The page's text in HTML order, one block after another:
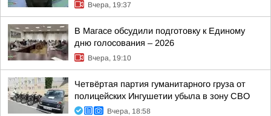
Вчера, 19:37
В Магасе обсудили подготовку к Единому
дню голосования – 2026
Вчера, 19:10
Четвёртая партия гуманитарного груза от
полицейских Ингушетии убыла в зону СВО
Вчера, 18:58